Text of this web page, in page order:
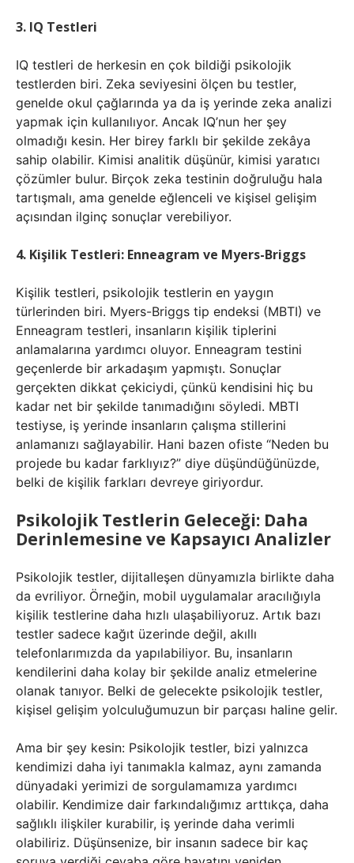
3. IQ Testleri
IQ testleri de herkesin en çok bildiği psikolojik
testlerden biri. Zeka seviyesini ölçen bu testler,
genelde okul çağlarında ya da iş yerinde zeka analizi
yapmak için kullanılıyor. Ancak IQ’nun her şey
olmadığı kesin. Her birey farklı bir şekilde zekâya
sahip olabilir. Kimisi analitik düşünür, kimisi yaratıcı
çözümler bulur. Birçok zeka testinin doğruluğu hala
tartışmalı, ama genelde eğlenceli ve kişisel gelişim
açısından ilginç sonuçlar verebiliyor.
4. Kişilik Testleri: Enneagram ve Myers-Briggs
Kişilik testleri, psikolojik testlerin en yaygın
türlerinden biri. Myers-Briggs tip endeksi (MBTI) ve
Enneagram testleri, insanların kişilik tiplerini
anlamalarına yardımcı oluyor. Enneagram testini
geçenlerde bir arkadaşım yapmıştı. Sonuçlar
gerçekten dikkat çekiciydi, çünkü kendisini hiç bu
kadar net bir şekilde tanımadığını söyledi. MBTI
testiyse, iş yerinde insanların çalışma stillerini
anlamanızı sağlayabilir. Hani bazen ofiste “Neden bu
projede bu kadar farklıyız?” diye düşündüğünüzde,
belki de kişilik farkları devreye giriyordur.
Psikolojik Testlerin Geleceği: Daha
Derinlemesine ve Kapsayıcı Analizler
Psikolojik testler, dijitalleşen dünyamızla birlikte daha
da evriliyor. Örneğin, mobil uygulamalar aracılığıyla
kişilik testlerine daha hızlı ulaşabiliyoruz. Artık bazı
testler sadece kağıt üzerinde değil, akıllı
telefonlarımızda da yapılabiliyor. Bu, insanların
kendilerini daha kolay bir şekilde analiz etmelerine
olanak tanıyor. Belki de gelecekte psikolojik testler,
kişisel gelişim yolculuğumuzun bir parçası haline gelir.
Ama bir şey kesin: Psikolojik testler, bizi yalnızca
kendimizi daha iyi tanımakla kalmaz, aynı zamanda
dünyadaki yerimizi de sorgulamamıza yardımcı
olabilir. Kendimize dair farkındalığımız arttıkça, daha
sağlıklı ilişkiler kurabilir, iş yerinde daha verimli
olabiliriz. Düşünsenize, bir insanın sadece bir kaç